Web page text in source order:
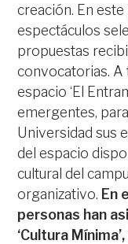
creación. En
espectáculos
propuestas
convocatorias. A
espacio ‘El
emergentes,
Universidad sus
del espacio
cultural del
organizativo. En
personas han
‘Cultura